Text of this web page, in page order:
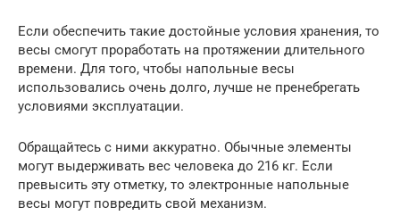
Если обеспечить такие достойные условия хранения, то
весы смогут проработать на протяжении длительного
времени. Для того, чтобы напольные весы
использовались очень долго, лучше не пренебрегать
условиями эксплуатации.
Обращайтесь с ними аккуратно. Обычные элементы
могут выдерживать вес человека до 216 кг. Если
превысить эту отметку, то электронные напольные
весы могут повредить свой механизм.